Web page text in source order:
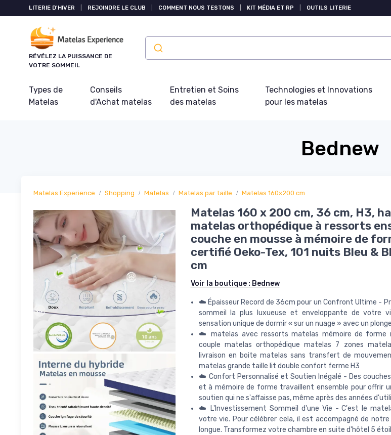
LITERIE D'HIVER REJOINDRE LE CLUB COMMENT NOUS TESTONS KIT MÉDIA ET RP OUTILS LITERIE
RÉVÉLEZ LA PUISSANCE DE
VOTRE SOMMEIL
Types de
Matelas
Conseils
d'Achat matelas
Entretien et Soins
des matelas
Technologies et Innovations
pour les matelas
Bednew
Matelas Experience Shopping Matelas Matelas par taille Matelas 160x200 cm
Matelas 160 x 200 cm, 36 cm, H3,
matelas orthopédique à ressorts
couche en mousse à mémoire de
certifié Oeko-Tex, 101 nuits Bleu &
cm
Voir la boutique : Bednew
☁️ Épaisseur Record de 36cm pour un Confront Ultime -
sommeil la plus luxueuse et enveloppante de votre
sensation unique de dormir « sur un nuage » avec un
☁️ matelas avec ressorts matelas mémoire de forme
couple matelas orthopédique matelas 7 zones
livraison en boite matelas sans transfert de
matelas grande taille lit double confort ferme H3
☁️ Confort Personnalisé et Soutien Inégalé - Des
et à mémoire de forme travaillent ensemble pour offrir
soutien qui ne s'affaisse pas, même après des années
☁️ L'Investissement Sommeil d'une Vie - C'est le
votre vie. Pour célébrer cela, il est accompagné de
longue. Transformez votre chambre en suite d'hôtel 5
Panneau de gestion des cookies